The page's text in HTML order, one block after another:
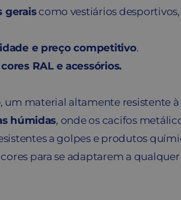
geraiscomo vestiários
e preço competitivo.
cores RAL e acessórios.
, um material altamente resistente
húmidas, onde os cacifos
a golpes e produtos
para se adaptarem a